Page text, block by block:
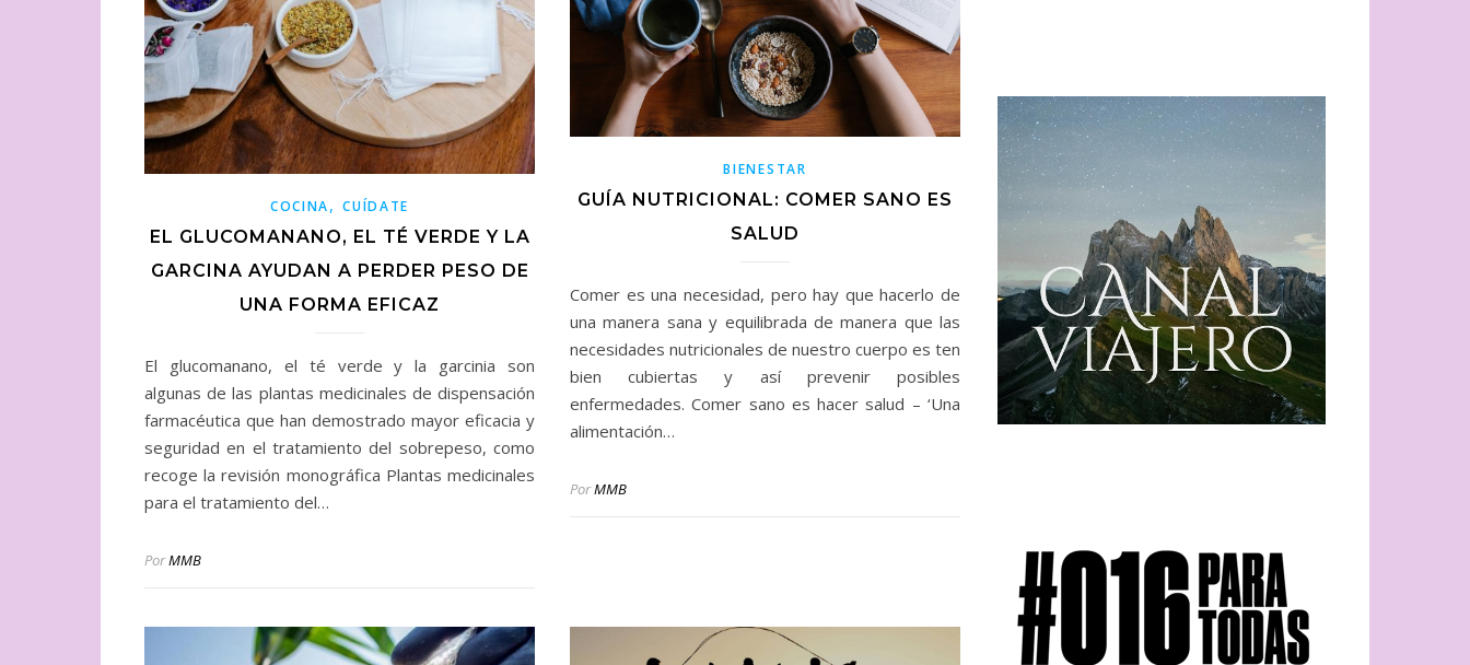
COCINA,CUÍDATE
EL GLUCOMANANO, EL TÉ VERDE Y LA
GARCINA AYUDAN A PERDER PESO DE
UNA FORMA EFICAZ
El glucomanano, el té verde y la garcinia son
algunas de las plantas medicinales de dispensación
farmacéutica que han demostrado mayor eficacia y
seguridad en el tratamiento del sobrepeso, como
recoge la revisión monográfica Plantas medicinales
para el tratamiento del…
PorMMB
BIENESTAR
GUÍA NUTRICIONAL: COMER SANO ES
SALUD
Comer es una necesidad, pero hay que hacerlo de
una manera sana y equilibrada de manera que las
necesidades nutricionales de nuestro cuerpo es ten
bien cubiertas y así prevenir posibles
enfermedades. Comer sano es hacer salud – ‘Una
alimentación…
PorMMB